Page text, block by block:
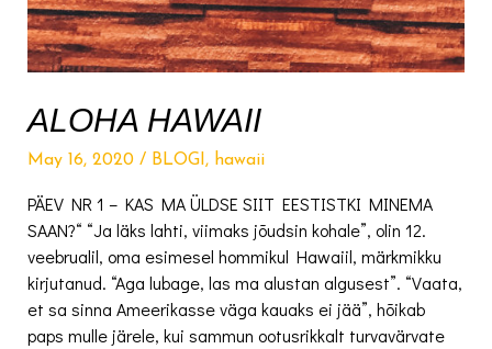
ALOHA HAWAII
May 16, 2020/ BLOGI, hawaii
PÄEV NR 1 – KAS MA ÜLDSE SIIT EESTISTKI MINEMA
SAAN?“ “Ja läks lahti, viimaks jõudsin kohale”, olin 12.
veebrualil, oma esimesel hommikul Hawaiil, märkmikku
kirjutanud. “Aga lubage, las ma alustan algusest”. “Vaata,
et sa sinna Ameerikasse väga kauaks ei jää”, hõikab
paps mulle järele, kui sammun ootusrikkalt turvavärvate